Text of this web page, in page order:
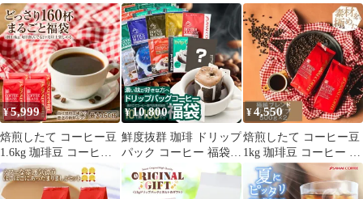
量 400g×4袋 中挽き/豆
のまま 160杯分 飲み比
べ セット クイーンモカ
モカブレンド
お試し コーヒー粉 粉
豆 ベートーベンブレン
ド 200g袋 単品珈琲豆
リップパック コーヒー
大容量 デカフェ ノンカ
フェイン 福袋 80杯分
個包装 8g 飲み比べ セ
ットブラジル マンデリ
ン ブレンド モカ
¥5,999
焙煎したて コーヒー豆
1.6kg 珈琲豆 コーヒー
大容量 400gx4袋 中挽
き/豆のまま 160杯分 飲
¥10,800
鮮度抜群 珈琲 ドリップ
パック コーヒー 福袋
ドリップバッグ 福袋 大
容量 個包装 濃い味が好
¥4,550
焙煎したて コーヒー豆
1kg 珈琲豆 コーヒー 大
容量 500gx2袋 中挽き/
豆のまま 100杯分 飲み